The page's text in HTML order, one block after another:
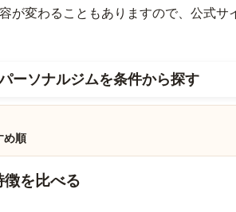
が変わることもありますので、公式サ
ーソナルジムを条件から探す
め順
を比べる